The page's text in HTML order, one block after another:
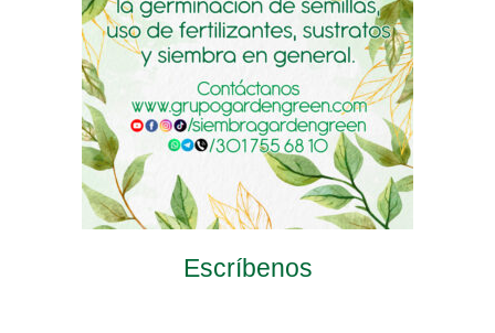
página
de
producto
página
de
producto
la
página
de
producto
Escríbenos